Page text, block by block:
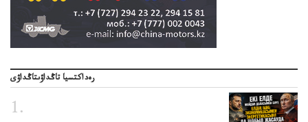
رەداكتسيا تاڭداۋىتاڭداۋى